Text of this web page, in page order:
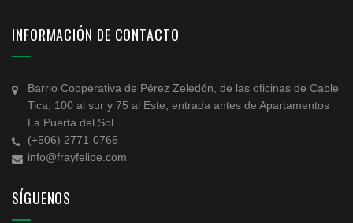
INFORMACIÓN DE CONTACTO
Barrio Cooperativa de Pérez Zeledón, de las oficinas de Cable
Tica, 100 al sur y 75 al Este, entrada antes de Apartamentos
La Puerta del Sol.
(+506) 2771-0766
info@frayfelipe.com
SÍGUENOS